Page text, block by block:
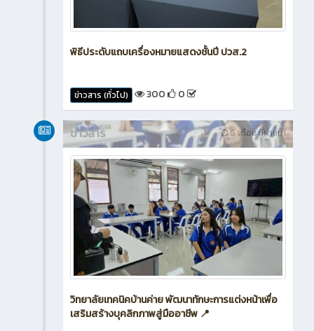
พิธีประดับแถบเครื่องหมายแสดงชั้นปี ปวส.2
ข่าวสาร (ทั่วไป) 300 0
6 เดือน ที่ผ่านมา
ข่าวสาร
วิทยาลัยเทคนิคบ้านค่าย พัฒนาทักษะการแต่งหน้าเพื่อ
เสริมสร้างบุคลิกภาพสู่มืออาชีพ 📍